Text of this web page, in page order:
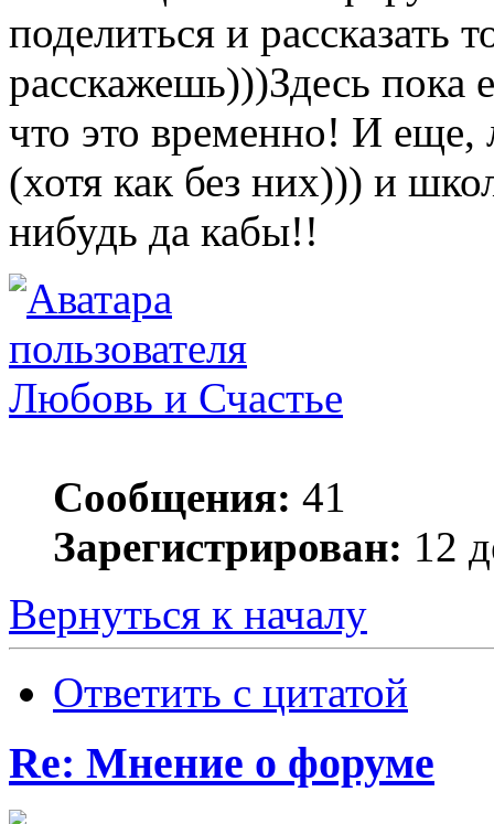
поделиться и рассказать
расскажешь)))Здесь пока
что это временно! И еще,
(хотя как без них))) и
нибудь да кабы!!
Любовь и Счастье
Сообщения: 41
Зарегистрирован: 12
Вернуться к началу
Ответить с цитатой
Re: Мнение о форуме